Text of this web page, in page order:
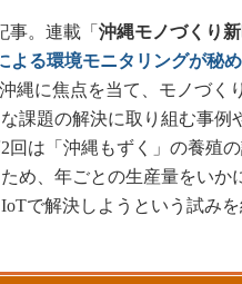
。連載「 沖縄モノづくり
る環境モニタリングが秘
縄に焦点を当て、モノづく
課題の解決に取り組む事例
は「沖縄もずく」の養殖
め、年ごとの生産量をいか
で解決しようという試みを